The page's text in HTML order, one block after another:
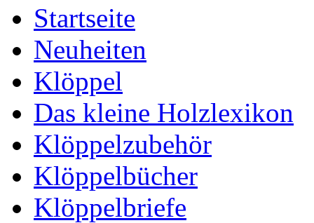
Startseite
Neuheiten
Klöppel
Das kleine Holzlexikon
Klöppelzubehör
Klöppelbücher
Klöppelbriefe